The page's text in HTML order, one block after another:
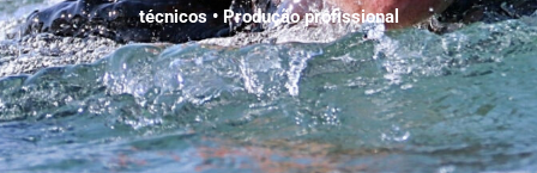
técnicos • Produção profissional